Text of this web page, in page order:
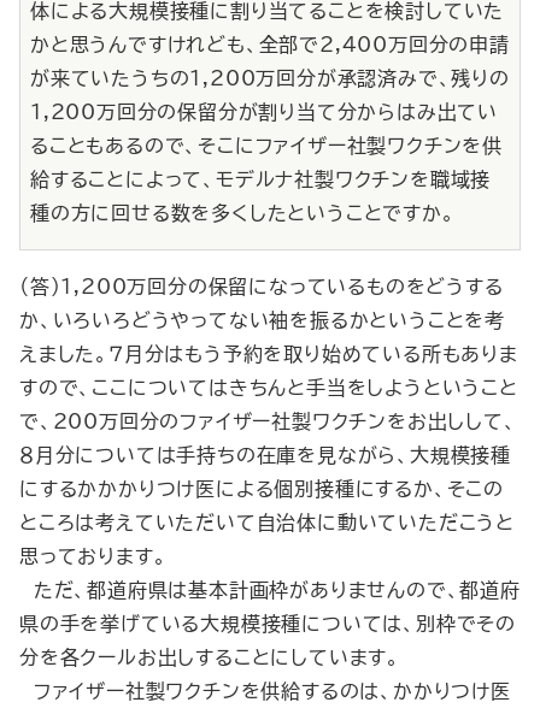
体による大規模接種に割り当てることを検討していた
かと思うんですけれども、全部で2,400万回分の申請
が来ていたうちの1,200万回分が承認済みで、残りの
1,200万回分の保留分が割り当て分からはみ出てい
ることもあるので、そこにファイザー社製ワクチンを供
給することによって、モデルナ社製ワクチンを職域接
種の方に回せる数を多くしたということですか。
（答）1,200万回分の保留になっているものをどうする
か、いろいろどうやってない袖を振るかということを考
えました。７月分はもう予約を取り始めている所もありま
すので、ここについてはきちんと手当をしようということ
で、200万回分のファイザー社製ワクチンをお出しして、
８月分については手持ちの在庫を見ながら、大規模接種
にするかかかりつけ医による個別接種にするか、そこの
ところは考えていただいて自治体に動いていただこうと
思っております。
ただ、都道府県は基本計画枠がありませんので、都道府
県の手を挙げている大規模接種については、別枠でその
分を各クールお出しすることにしています。
ファイザー社製ワクチンを供給するのは、かかりつけ医